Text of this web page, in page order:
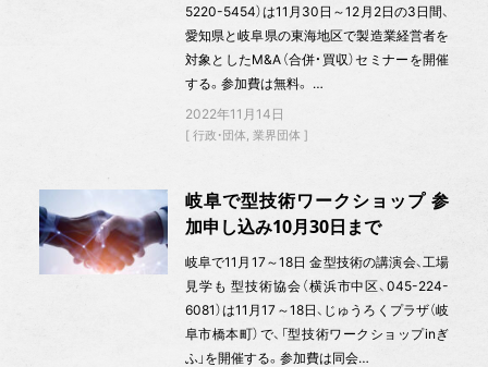
5220-5454）は11月30日～12月2日の3日間、
愛知県と岐阜県の東海地区で製造業経営者を
対象としたM&A（合併・買収）セミナーを開催
する。参加費は無料。 …
2022年11月14日
行政・団体 業界団体
岐阜で型技術ワークショップ 参
加申し込み10月30日まで
岐阜で11月17～18日 金型技術の講演会、工場
見学も 型技術協会（横浜市中区、045-224-
6081）は11月17～18日、じゅうろくプラザ（岐
阜市橋本町）で、「型技術ワークショップinぎ
ふ」を開催する。参加費は同会…